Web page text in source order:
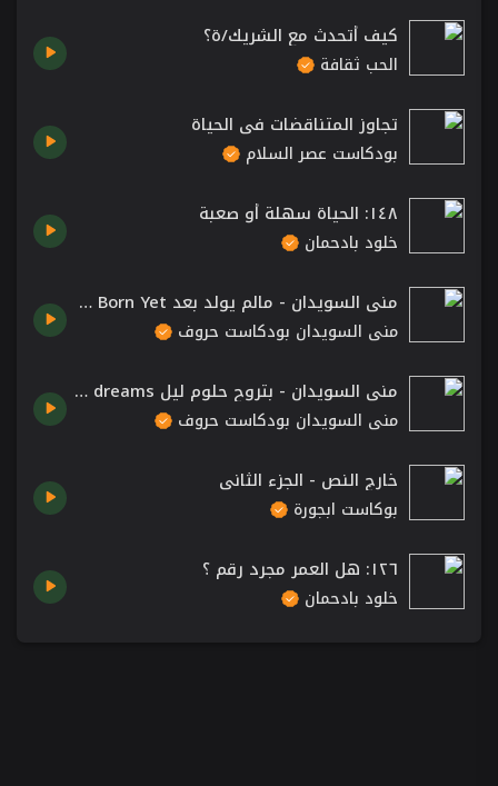
كيف أتحدث مع الشريك/ة؟
الحب ثقافة
تجاوز المتناقضات في الحياة
بودكاست عصر السلام
١٤٨: الحياة سهلة أو صعبة
خلود بادحمان
منى السويدان - مالم يولد بعد Mona Al - Swaidan Unless Born Yet
منى السويدان بودكاست حروف
منى السويدان - بتروح حلوم ليل will go as night dreams.
منى السويدان بودكاست حروف
خارج النص - الجزء الثاني
بوكاست ابجورة
١٢٦: هل العمر مجرد رقم ؟
خلود بادحمان